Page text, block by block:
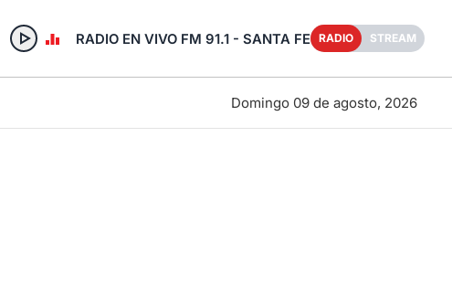
RADIO EN VIVO FM 91.1 - SANTA FE RADIO STREAM
Domingo 09 de agosto, 2026